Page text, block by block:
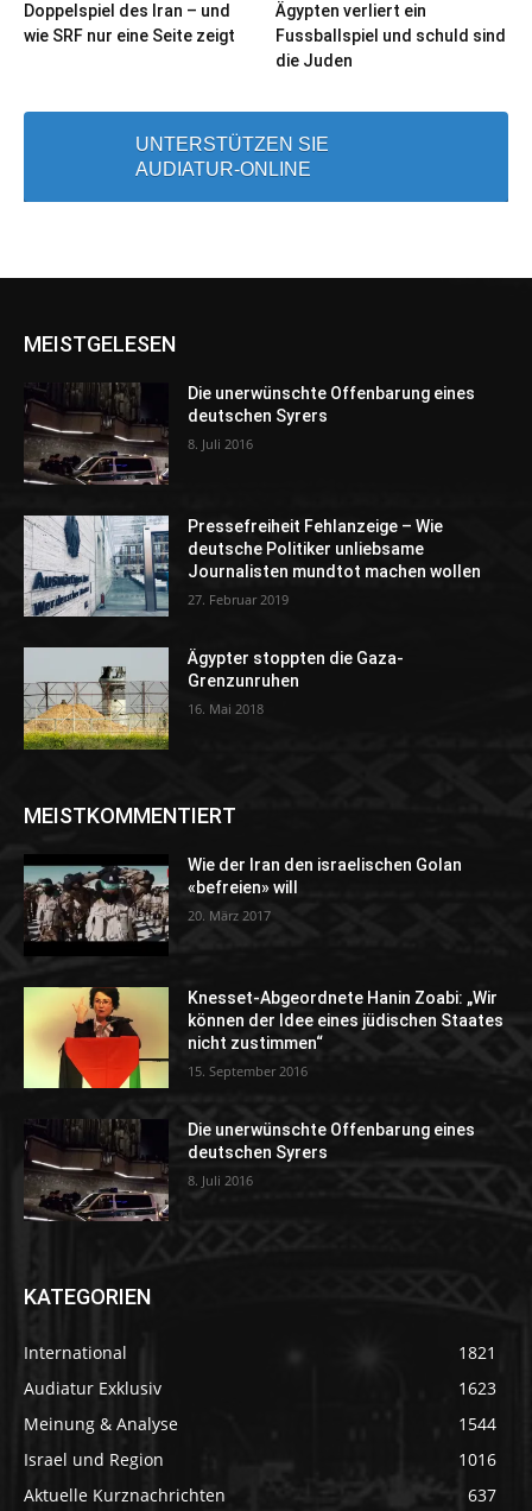
Doppelspiel des Iran – und
wie SRF nur eine Seite zeigt
Ägypten verliert ein
Fussballspiel und schuld sind
die Juden
UNTERSTÜTZEN SIE
AUDIATUR-ONLINE
MEISTGELESEN
Die unerwünschte Offenbarung eines
deutschen Syrers
8. Juli 2016
Pressefreiheit Fehlanzeige – Wie
deutsche Politiker unliebsame
Journalisten mundtot machen wollen
27. Februar 2019
Ägypter stoppten die Gaza-
Grenzunruhen
16. Mai 2018
MEISTKOMMENTIERT
Wie der Iran den israelischen Golan
«befreien» will
20. März 2017
Knesset-Abgeordnete Hanin Zoabi: „Wir
können der Idee eines jüdischen Staates
nicht zustimmen“
15. September 2016
Die unerwünschte Offenbarung eines
deutschen Syrers
8. Juli 2016
KATEGORIEN
International
1821
Audiatur Exklusiv
1623
Meinung & Analyse
1544
Israel und Region
1016
Aktuelle Kurznachrichten
637